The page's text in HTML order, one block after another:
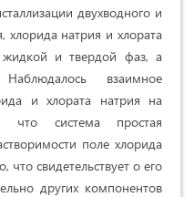
двухводного и
хлорида натрия и хлората
жидкой и твердой фаз, а
взаимное
и хлората натрия на
что система простая
поле хлорида
что свидетельствует о его
других компонентов